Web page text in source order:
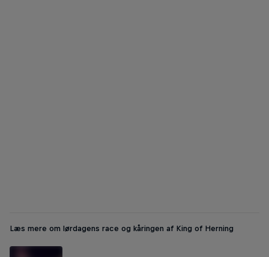
Læs mere om lørdagens race og kåringen af King of Herning